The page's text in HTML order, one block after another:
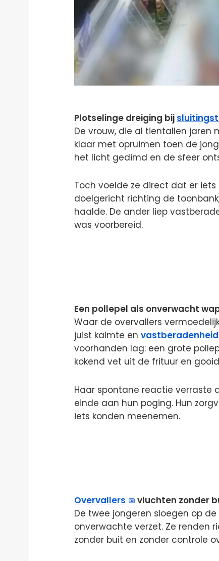
Plotselinge dreiging bij
De vrouw, die al tientallen jaren
klaar met opruimen toen de
het licht gedimd en de sfeer
Toch voelde ze direct dat er
doelgericht richting de
haalde. De ander liep
was voorbereid.
Een pollepel als onverwacht
Waar de overvallers
juist kalmte en vastberadenheid
voorhanden lag: een grote
kokend vet uit de frituur en
Haar spontane reactie verraste
einde aan hun poging. Hun
iets konden meenemen.
Overvallers
vluchten zonder
De twee jongeren sloegen op
onverwachte verzet. Ze renden
zonder buit en zonder controle